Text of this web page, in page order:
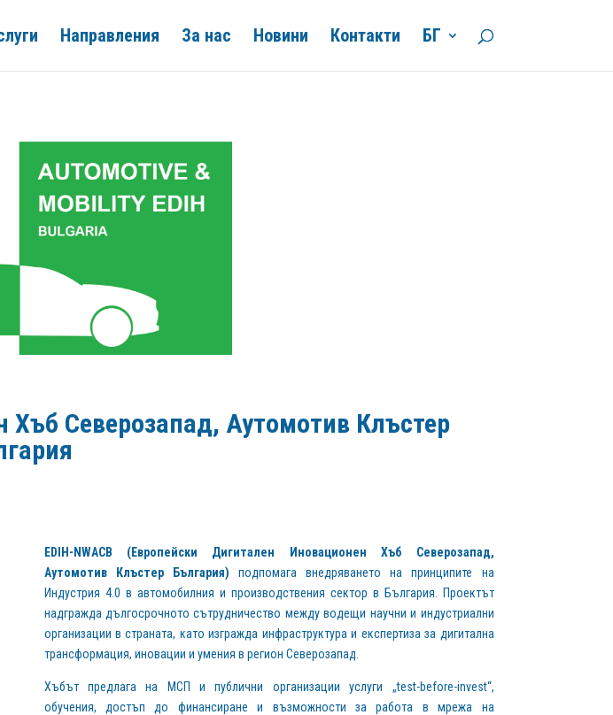
Направления За нас Новини Контакти БГ
Северозапад, Аутомотив Клъстер
EDIH-NWACB (Европейски Дигитален Иновационен Хъб Северозапад,
Аутомотив Клъстер България) подпомага внедряването на принципите на
Индустрия 4.0 в автомобилния и производствения сектор в България. Проектът
надгражда дългосрочното сътрудничество между водещи научни и индустриални
организации в страната, като изгражда инфраструктура и експертиза за дигитална
трансформация, иновации и умения в регион Северозапад.
Хъбът предлага на МСП и публични организации услуги „test-before-invest“,
обучения, достъп до финансиране и възможности за работа в мрежа на